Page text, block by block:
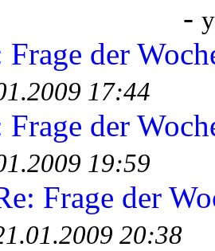
-
Frage der
17:44
Frage der
19:59
Frage der
20:38